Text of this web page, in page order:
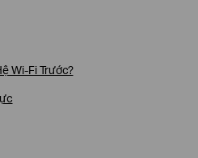
Wi-Fi Trước?